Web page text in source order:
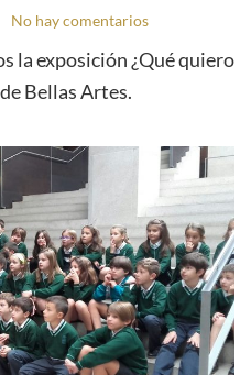
No hay comentarios
la exposición ¿Qué quiero
Bellas Artes.